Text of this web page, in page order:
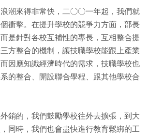
潮來得非常快，二○○一年起，我們就
衝擊。在提升學校的競爭力方面，部長
是針對各校互補性的專長，互相整合提
方整合的機制，讓技職學校能跟上產業
因應知識經濟時代的需求，技職學校也
的整合、開設聯合學程、跟其他學校合
銷的，我們鼓勵學校往外去擴張，到大
同時，我們也會盡快進行教育鬆綁的工